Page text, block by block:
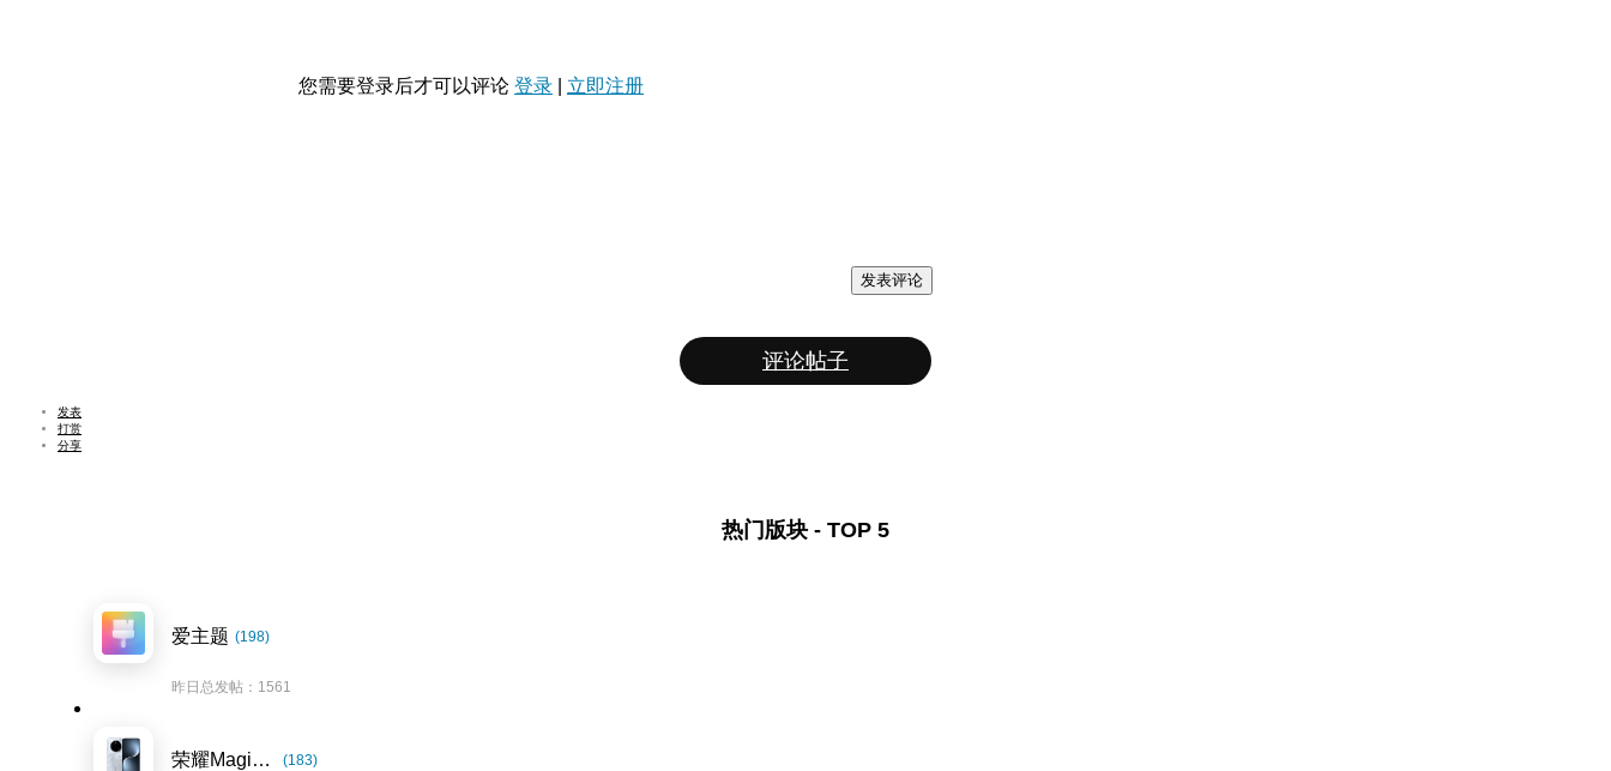
您需要登录后才可以评论 登录 立即注册
发表评论
评论帖子
发表
打赏
分享
热门版块 - TOP 5
爱主题 (198)
昨日总发帖：1561
荣耀Magic7系列 (183)